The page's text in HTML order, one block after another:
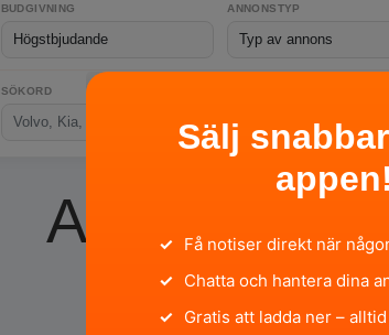
BUDGIVNING ANNONSTYP
SÖKORD
Annons
Sälj
appen!
✓ Få notiser direkt när
✓ Chatta och hantera dina
✓ Gratis att ladda ner –